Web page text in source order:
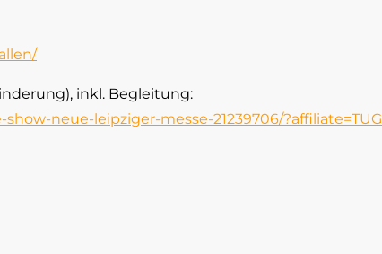
inkl. Begleitung:
neue-leipziger-messe-21239706/?affiliate=TUG